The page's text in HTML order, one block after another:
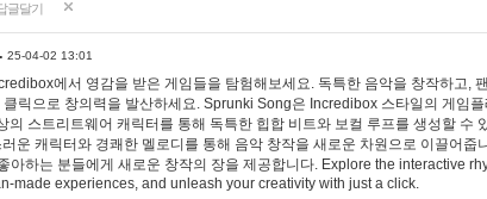
글달기
25-04-02 13:01
에서 영감을 받은 게임들을 탐험해보세요. 독특한 음악을 창작하고,
클릭으로 창의력을 발산하세요. Sprunki Song은 Incredibox 스타일의 게임
의 스트리트웨어 캐릭터를 통해 독특한 힙합 비트와 보컬 루프를 생성할 수
운 캐릭터와 경쾌한 멜로디를 통해 음악 창작을 새로운 차원으로 이끌어줍
아하는 분들에게 새로운 창작의 장을 제공합니다. Explore the interactive
made experiences, and unleash your creativity with just a click.